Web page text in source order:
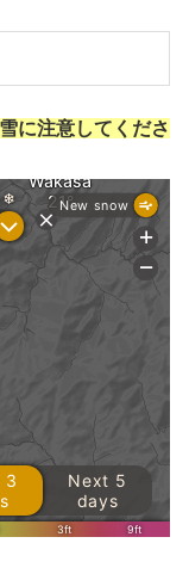
に注意してくださ